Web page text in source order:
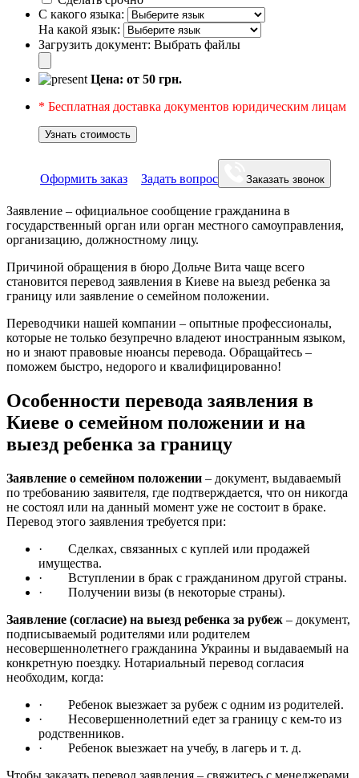
С какого языка:
На какой язык:
Загрузить документ: Выбрать файлы
Цена: от 50 грн.
* Бесплатная доставка документов юридическим лицам
Узнать стоимость
Оформить заказ Задать вопрос Заказать звонок
Заявление – официальное сообщение гражданина в
государственный орган или орган местного самоуправления,
организацию, должностному лицу.
Причиной обращения в бюро Дольче Вита чаще всего
становится перевод заявления в Киеве на выезд ребенка за
границу или заявление о семейном положении.
Переводчики нашей компании – опытные профессионалы,
которые не только безупречно владеют иностранным языком,
но и знают правовые нюансы перевода. Обращайтесь –
поможем быстро, недорого и квалифицированно!
Особенности перевода заявления в
Киеве о семейном положении и на
выезд ребенка за границу
Заявление о семейном положении – документ, выдаваемый
по требованию заявителя, где подтверждается, что он никогда
не состоял или на данный момент уже не состоит в браке.
Перевод этого заявления требуется при:
· Сделках, связанных с куплей или продажей
имущества.
· Вступлении в брак с гражданином другой страны.
· Получении визы (в некоторые страны).
Заявление (согласие) на выезд ребенка за рубеж – документ,
подписываемый родителями или родителем
несовершеннолетнего гражданина Украины и выдаваемый на
конкретную поездку. Нотариальный перевод согласия
необходим, когда:
· Ребенок выезжает за рубеж с одним из родителей.
· Несовершеннолетний едет за границу с кем-то из
родственников.
· Ребенок выезжает на учебу, в лагерь и т. д.
Чтобы заказать перевод заявления – свяжитесь с менеджерами